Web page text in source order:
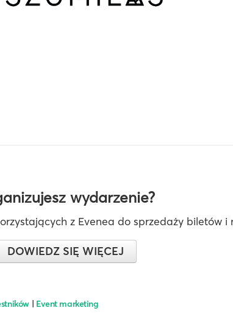
wydarzenie?
z Evenea do sprzedaży biletów i
DOWIEDZ SIĘ WIĘCEJ
| Event marketing